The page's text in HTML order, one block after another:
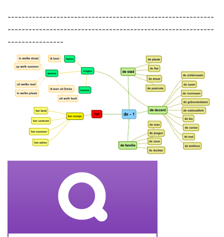
-----------------------------------------------------------
-----------------------------------------------------------
----------------